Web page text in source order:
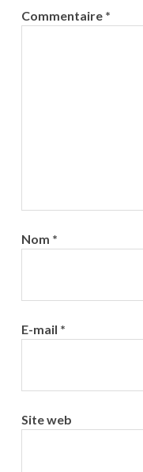
Commentaire *
Nom *
E-mail *
Site web